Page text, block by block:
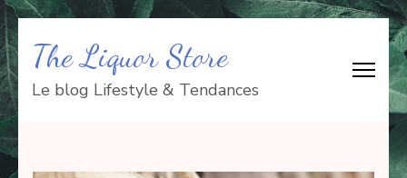
Aller
au
contenu
(Pressez
Entrée)
The Liquor Store
Le blog Lifestyle & Tendances